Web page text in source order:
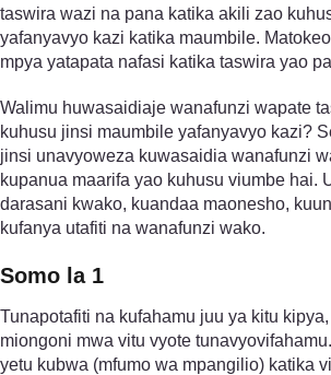
taswira wazi na pana katika akili zao
yafanyavyo kazi katika maumbile.
mpya yatapata nafasi katika taswira yao
Walimu huwasaidiaje wanafunzi wapate
kuhusu jinsi maumbile yafanyavyo kazi?
jinsi unavyoweza kuwasaidia wanafunzi
kupanua maarifa yao kuhusu viumbe hai.
darasani kwako, kuandaa maonesho,
kufanya utafiti na wanafunzi wako.
Somo la 1
Tunapotafiti na kufahamu juu ya kitu
miongoni mwa vitu vyote
yetu kubwa (mfumo wa mpangilio) katika